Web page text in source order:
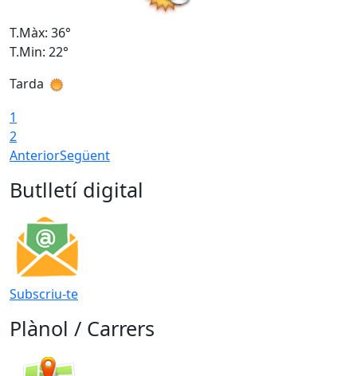
T.Màx: 36°
T.Min: 22°
Tarda
1
2
AnteriorSegüent
Butlletí digital
Subscriu-te
Plànol / Carrers